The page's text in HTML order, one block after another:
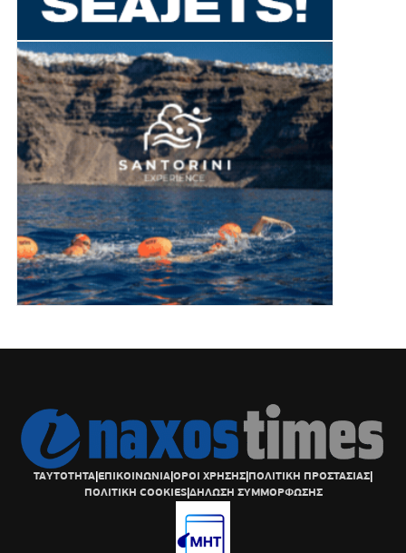
ΤΑΥΤΟΤΗΤΑ|ΕΠΙΚΟΙΝΩΝΙΑ|ΟΡΟΙ ΧΡΗΣΗΣ|ΠΟΛΙΤΙΚΗ ΠΡΟΣΤΑΣΙΑΣ|
ΠΟΛΙΤΙΚΗ COOKIES|ΔΗΛΩΣΗ ΣΥΜΜΟΡΦΩΣΗΣ